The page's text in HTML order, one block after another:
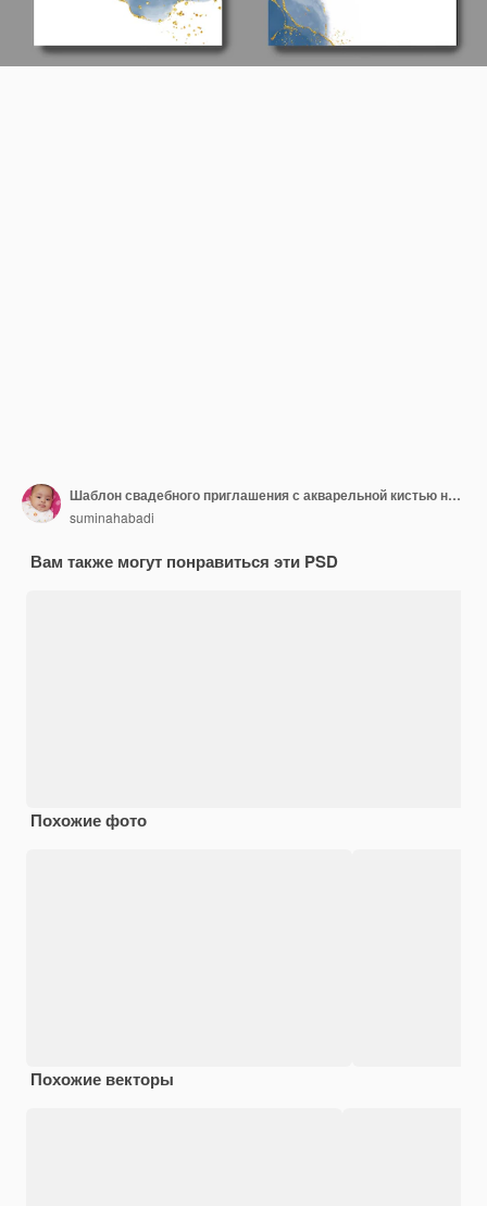
Шаблон свадебного приглашения с акварельной кистью нового цвета и золотым орнаментом
suminahabadi
Вам также могут понравиться эти PSD
Похожие фото
Похожие векторы